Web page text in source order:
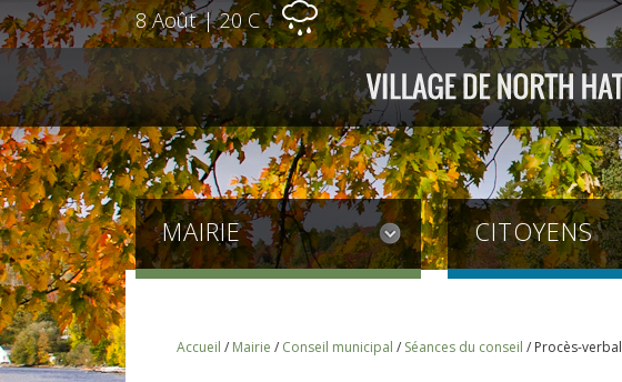
8 Août | 20 C
MAIRIE CITOYENS
Accueil / Mairie / Conseil municipal / Séances du conseil / Procès-verbal